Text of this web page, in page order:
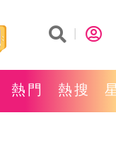
熱門 熱搜